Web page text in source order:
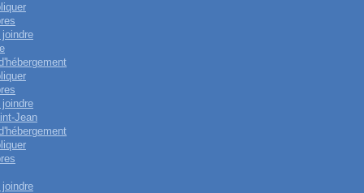
joindre
joindre
Jean
joindre